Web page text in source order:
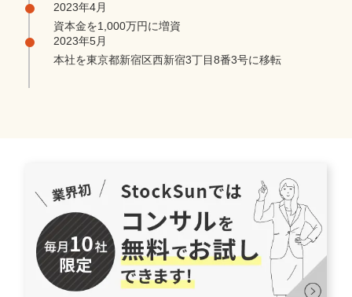
2023年4月
資本金を1,000万円に増資
2023年5月
本社を東京都新宿区西新宿3丁目8番3号に移転